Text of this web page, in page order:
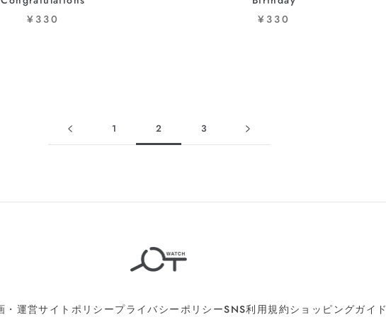
¥330
¥330
1 2 3
・運営サイトポリシープライバシーポリシーSNS利用規約ショッピングガイド